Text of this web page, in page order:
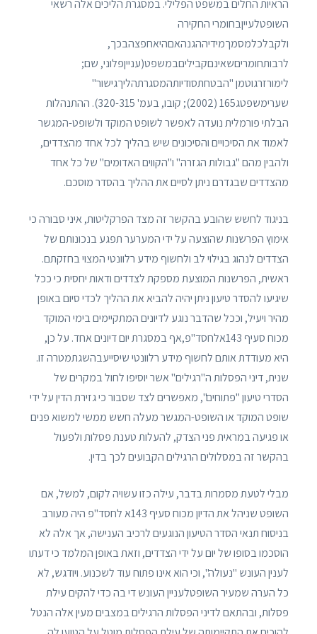
הראיות החלים במשפט הפלילי. במסגרת הליכים אלה רשאי
השופטלעייןבחומרי החקירה
ולקבלכלמסמךמידיההגנהאםהיאחפצהבכך,
לרבותחומריםשאינםקביליםבמשפט(ענייןפלוני, שם;
לימורזרגוטמן "הבטחתסודיותהמסגרתהליךגישור"
שערימשפטג165 (2002); קובו, בעמ' 320-315). ההתנהלות
הבלתי פורמלית נועדה לאפשר לשופט המוקד ולשופט-המגשר
לאמוד את הסיכויים והסיכונים שיש בהליך לכל אחד מהצדדים,
ולהבין מהם "גבולות הגזרה" ו"הקווים האדומים" של כל אחד
מהצדדים שבגדרם ניתן לסיים את ההליך בהסדר מוסכם.
בניגוד לחשש שהובע בהקשר זה מצד הפרקליטות, איני סבורה כי
אימוץ הפרשנות שהוצעה על ידי המערער תפגע בנכונותם של
הצדדים לנהוג בגילוי לב ולחשוף מידע רלוונטי המצוי בחזקתם.
ראשית, הפרשנות המוצעת מספקת לצדדים ודאות יחסית כי ככל
שיגיעו להסדר טיעון ניתן יהיה להביא את ההליך לכדי סיום באופן
מהיר ויעיל, וככל שהדבר נוגע לדיונים המתקיימים בימי המוקד
מכוח סעיף 143אלחסד"פ,אף במסגרת יום דיונים אחד. על כן,
היא מעודדת אותם לחשוף מידע רלוונטי שיסייעבהשגתמטרה זו.
שנית, דיני הפסלות ה"רגילים" אשר יוסיפו לחול במקרים של
הסדרי טיעון "פתוחים", מאפשרים לצד שסבור כי גזירת הדין על ידי
שופט המוקד או השופט-המגשר מעלה חשש ממשי למשוא פנים
או פגיעה במראית פני הצדק, להעלות טענת פסלות ולפעול
בהקשר זה במסלולים הרגילים הקבועים לכך בדין.
מבלי לטעת מסמרות בדבר, עילה כזו עשויה לקום, למשל, אם
השופט שניהל את הדיון מכוח סעיף 143א לחסד"פ היה מעורב
בניסוח תנאי הסדר הטיעון הנוגעים לרכיב הענישה, אך אלה לא
הוסכמו בסופו של יום על ידי הצדדים, וזאת באופן המלמד כי דעתו
לענין העונש "נעולה", וכי הוא אינו פתוח עוד לשכנוע. ויודגש, לא
כל הערה שמעיר השופטלעניין העונש די בה כדי להקים עילת
פסלות, ובהתאם לדיני הפסלות הרגילים במצבים מעין אלה הנטל